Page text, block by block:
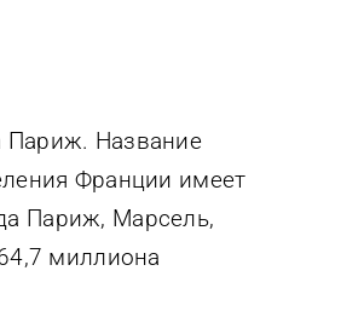
Париж. Название
Франции имеет
Париж, Марсель,
миллиона